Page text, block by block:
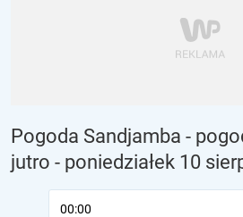
Pogoda Sandjamba -
jutro - poniedziałek 10
00:00